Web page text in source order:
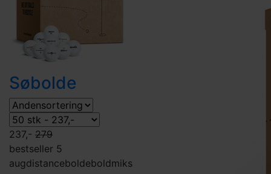
Søbolde
237,- 279
bestseller 5
augdistanceboldeboldmiks